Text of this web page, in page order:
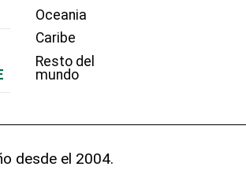
Oceania
Caribe
Resto del
mundo
desde el 2004.